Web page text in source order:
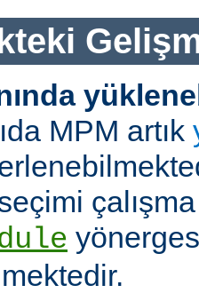
MPM artık